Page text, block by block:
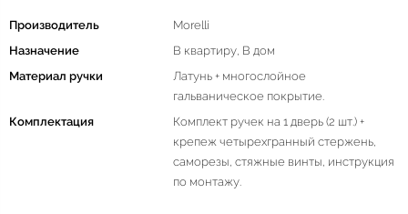
Производитель
Morelli
Назначение
В квартиру, В дом
Материал ручки
Латунь + многослойное
гальваническое покрытие.
Комплектация
Комплект ручек на 1 дверь (2 шт.) +
крепеж четырехгранный стержень,
саморезы, стяжные винты, инструкция
по монтажу.